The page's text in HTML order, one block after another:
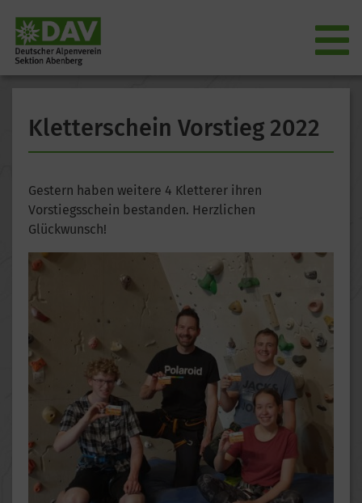
Kletterschein Vorstieg 2022
Gestern haben weitere 4 Kletterer ihren
Vorstiegsschein bestanden. Herzlichen
Glückwunsch!